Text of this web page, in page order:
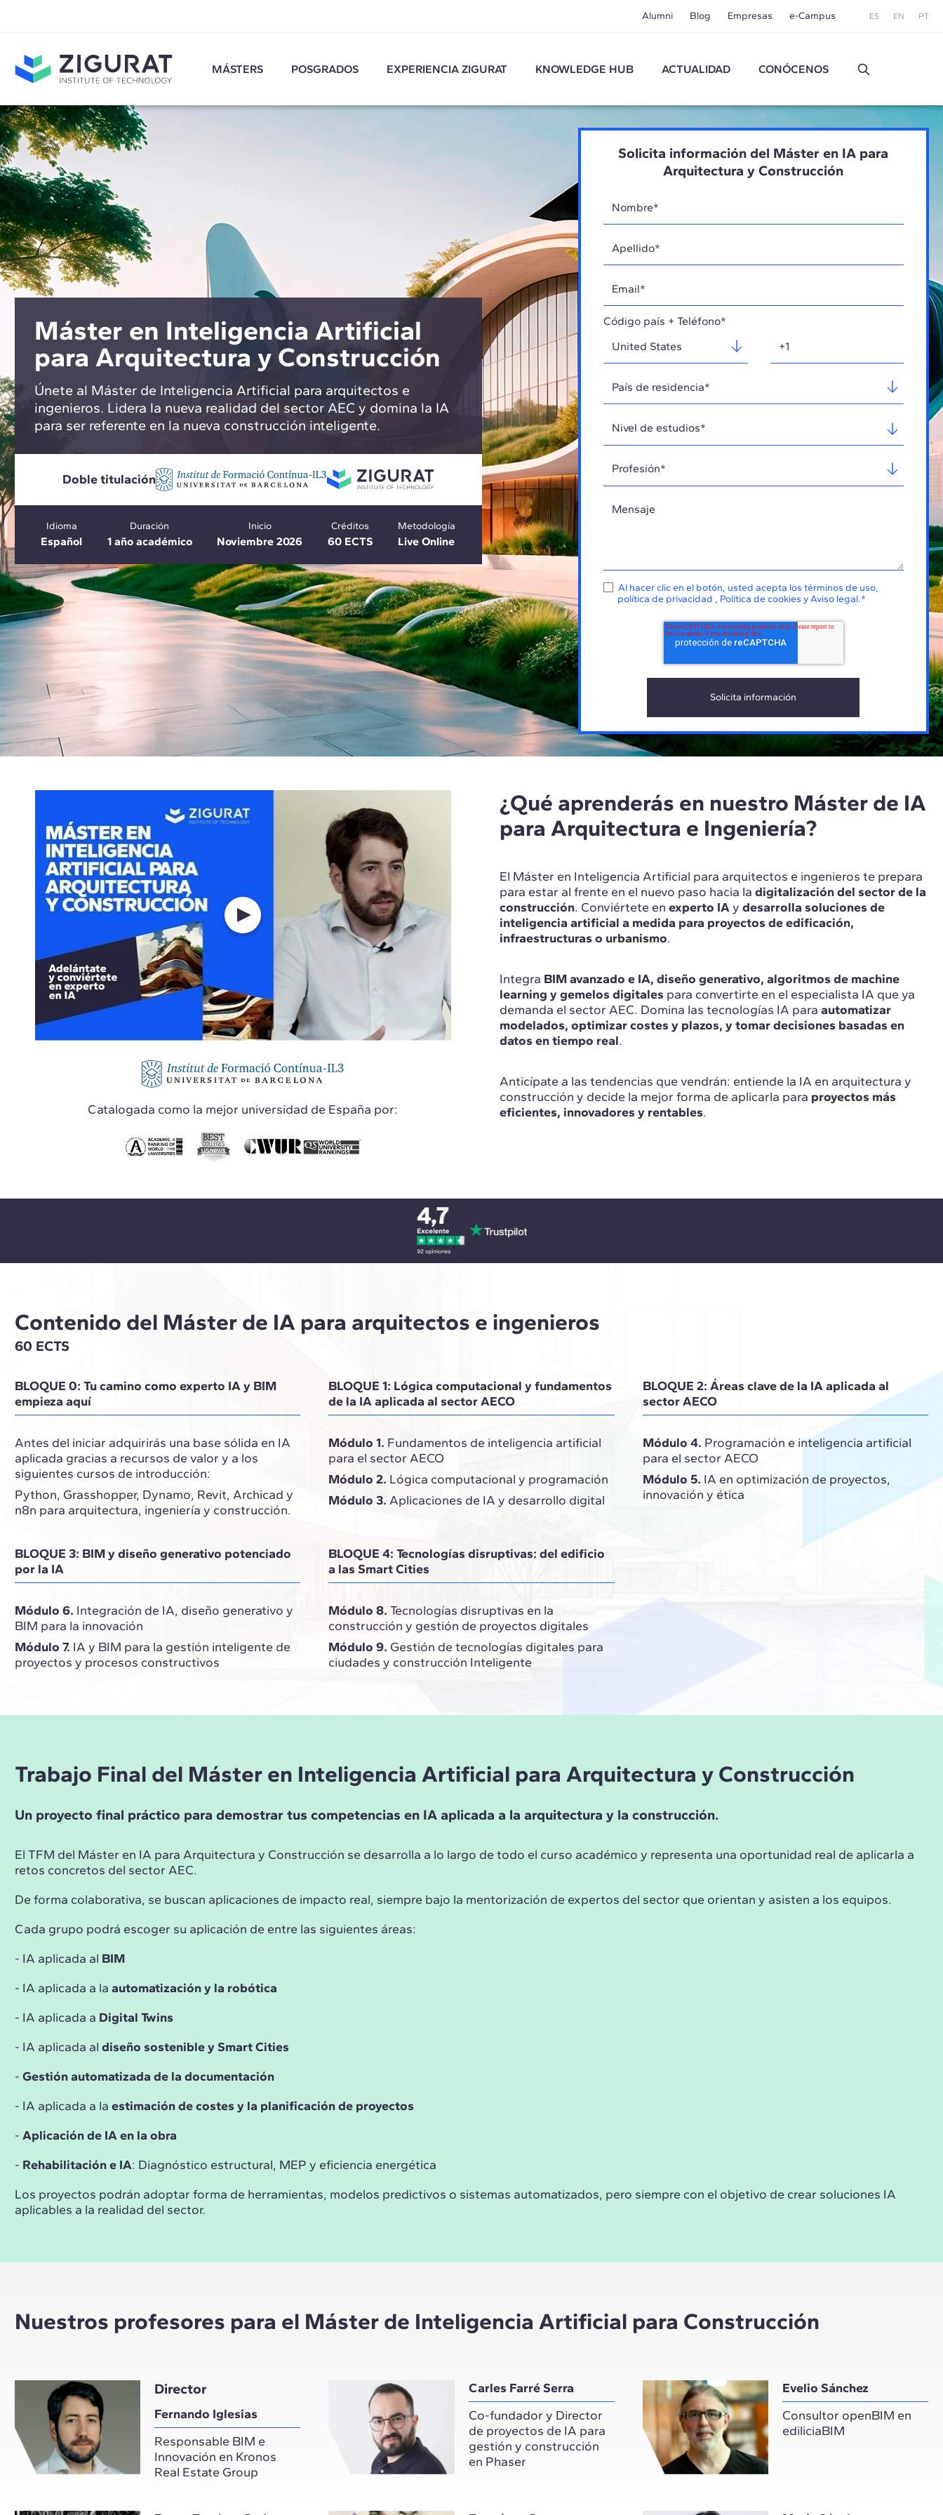
Alumni Blog Empresas e-Campus ES EN PT
MÁSTERS POSGRADOS EXPERIENCIA ZIGURAT KNOWLEDGE HUB ACTUALIDAD CONÓCENOS
Máster en Inteligencia Artificial
para Arquitectura y Construcción
Únete al Máster de Inteligencia Artificial para arquitectos e
ingenieros. Lidera la nueva realidad del sector AEC y domina la IA
para ser referente en la nueva construcción inteligente.
Doble titulación
Idioma
Español
Duración
1 año académico
Inicio
Noviembre 2026
Créditos
60 ECTS
Metodología
Live Online
Solicita información del Máster en IA para
Arquitectura y Construcción
Código país + Teléfono*
Al hacer clic en el botón, usted acepta los términos de uso,
política de privacidad , Política de cookies yAviso legal.*
Catalogada como la mejor universidad de España por:
¿Qué aprenderás en nuestro Máster de IA
para Arquitectura e Ingeniería?
El Máster en Inteligencia Artificial para arquitectos e ingenieros te prepara
para estar al frente en el nuevo paso hacia la digitalización del sector de la
construcción. Conviértete en experto IAy desarrolla soluciones de
inteligencia artificial a medida para proyectos de edificación,
infraestructuras o urbanismo.
Integra BIM avanzado e IA, diseño generativo, algoritmos de machine
learning y gemelos digitales para convertirte en el especialista IA que ya
demanda el sector AEC. Domina las tecnologías IA para automatizar
modelados, optimizar costes y plazos, y tomar decisiones basadas en
datos en tiempo real.
Anticípate a las tendencias que vendrán: entiende la IA en arquitectura y
construcción y decide la mejor forma de aplicarla para proyectos más
eficientes, innovadores y rentables.
Contenido del Máster de IA para arquitectos e ingenieros
60 ECTS
BLOQUE 0: Tu camino como experto IA y BIM
empieza aquí
Antes del iniciar adquirirás una base sólida en IA
aplicada gracias a recursos de valor y a los
siguientes cursos de introducción:
Python, Grasshopper, Dynamo, Revit, Archicad y
n8n para arquitectura, ingeniería y construcción.
BLOQUE 1: Lógica computacional y fundamentos
de la IA aplicada al sector AECO
Módulo 1. Fundamentos de inteligencia artificial
para el sector AECO
Módulo 2. Lógica computacional y programación
Módulo 3.Aplicaciones de IA y desarrollo digital
BLOQUE 2: Áreas clave de la IA aplicada al
sector AECO
Módulo 4. Programación e inteligencia artificial
para el sector AECO
Módulo 5. IA en optimización de proyectos,
innovación y ética
BLOQUE 3: BIM y diseño generativo potenciado
por la IA
Módulo 6. Integración de IA, diseño generativo y
BIM para la innovación
Módulo 7. IA y BIM para la gestión inteligente de
proyectos y procesos constructivos
BLOQUE 4: Tecnologías disruptivas: del edificio
a las Smart Cities
Módulo 8.Tecnologías disruptivas en la
construcción y gestión de proyectos digitales
Módulo 9. Gestión de tecnologías digitales para
ciudades y construcción Inteligente
Trabajo Final del Máster en Inteligencia Artificial para Arquitectura y Construcción
Un proyecto final práctico para demostrar tus competencias en IA aplicada a la arquitectura y la construcción.
El TFM del Máster en IA para Arquitectura y Construcción se desarrolla a lo largo de todo el curso académico y representa una oportunidad real de aplicarla a
retos concretos del sector AEC.
De forma colaborativa, se buscan aplicaciones de impacto real, siempre bajo la mentorización de expertos del sector que orientan y asisten a los equipos.
Cada grupo podrá escoger su aplicación de entre las siguientes áreas:
- IA aplicada al BIM
- IA aplicada a la automatización y la robótica
- IA aplicada a Digital Twins
- IA aplicada al diseño sostenible y Smart Cities
- Gestión automatizada de la documentación
- IA aplicada a la estimación de costes y la planificación de proyectos
- Aplicación de IA en la obra
- Rehabilitación e IA: Diagnóstico estructural, MEP y eficiencia energética
Los proyectos podrán adoptar forma de herramientas, modelos predictivos o sistemas automatizados, pero siempre con el objetivo de crear soluciones IA
aplicables a la realidad del sector.
Nuestros profesores para el Máster de Inteligencia Artificial para Construcción
Director
Fernando Iglesias
Responsable BIM e
Innovación en Kronos
Real Estate Group
Carles Farré Serra
Co-fundador y Director
de proyectos de IA para
gestión y construcción
en Phaser
Evelio Sánchez
Consultor openBIM en
ediliciaBIM